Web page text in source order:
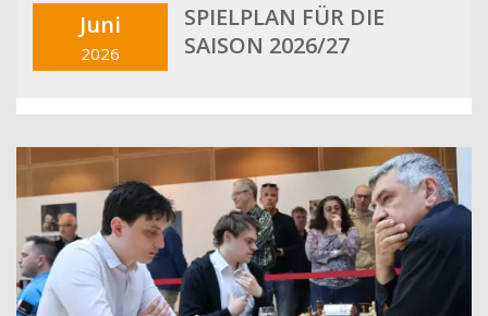
Juni
2026
SPIELPLAN FÜR DIE
SAISON 2026/27